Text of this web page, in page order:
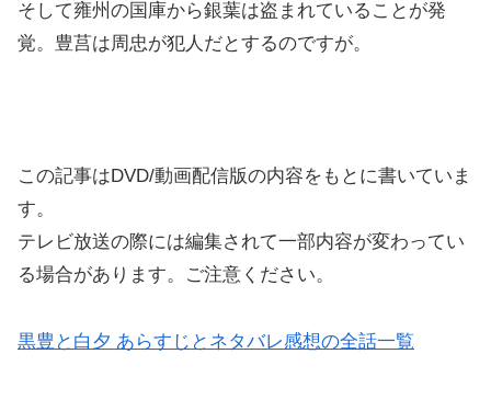
そして雍州の国庫から銀葉は盗まれていることが発
覚。豊莒は周忠が犯人だとするのですが。
この記事はDVD/動画配信版の内容をもとに書いていま
す。
テレビ放送の際には編集されて一部内容が変わってい
る場合があります。ご注意ください。
黒豊と白夕 あらすじとネタバレ感想の全話一覧